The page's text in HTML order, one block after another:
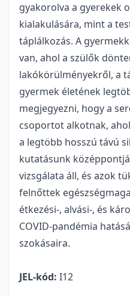
gyakorolva a gyerekek
kialakulására, mint a
táplálkozás. A
van, ahol a szülők
lakókörülményekről, a
gyermek életének
megjegyezni, hogy a
csoportot alkotnak,
a legtöbb hosszú távú
kutatásunk
vizsgálata áll, és azok
felnőttek
étkezési-, alvási-, és
COVID-pandémia
szokásaira.
JEL-kód: I12